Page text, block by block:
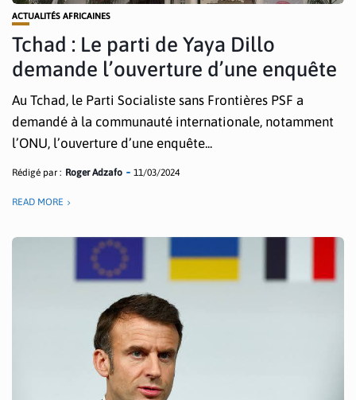
ACTUALITÉS AFRICAINES
Tchad : Le parti de Yaya Dillo
demande l’ouverture d’une enquête
Au Tchad, le Parti Socialiste sans Frontières PSF a
demandé à la communauté internationale, notamment
l’ONU, l’ouverture d’une enquête...
Rédigé par : Roger Adzafo 11/03/2024
READ MORE